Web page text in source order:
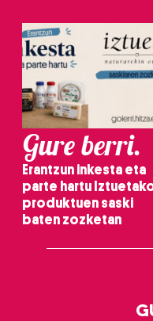
Gure berri.
Erantzun inkesta eta
parte hartu
produktuen saski
baten zozketan